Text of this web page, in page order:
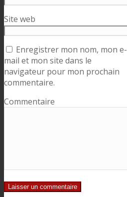
Site web
Enregistrer mon nom, mon e-
mail et mon site dans le
navigateur pour mon prochain
commentaire.
Commentaire